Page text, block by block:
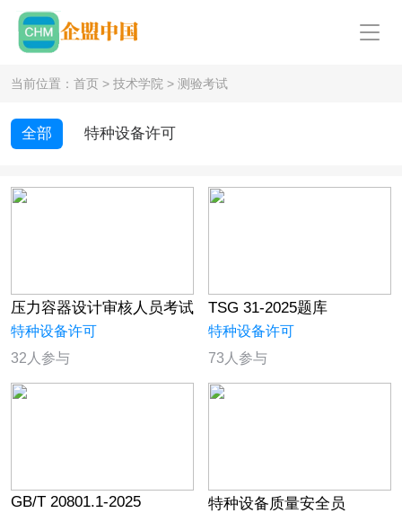
当前位置： 首页 > 技术学院 > 测验考试
全部 特种设备许可
压力容器设计审核人员考试
特种设备许可
32人参与
TSG 31-2025题库
特种设备许可
73人参与
GB/T 20801.1-2025 特种设备质量安全员